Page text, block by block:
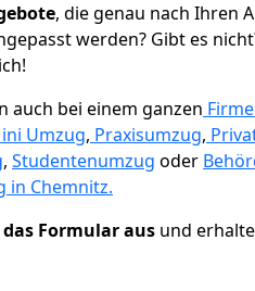
, die genau nach Ihren
werden? Gibt es
auch bei einem ganzen
Umzug, Praxisumzug,
, Studentenumzug oder
in Chemnitz.
Formular aus und